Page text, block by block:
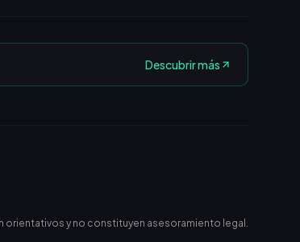
Descubrir más
orientativos y no constituyen asesoramiento legal.